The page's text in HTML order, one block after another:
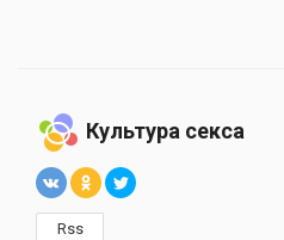
Культура секса
Rss